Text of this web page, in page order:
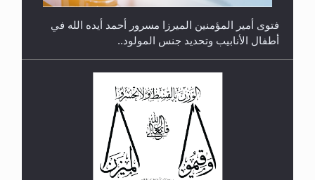
هل من الصحيح أن ديّة المرأة المقتولة تساوي نصف ديّة
الرجل المقتول؟